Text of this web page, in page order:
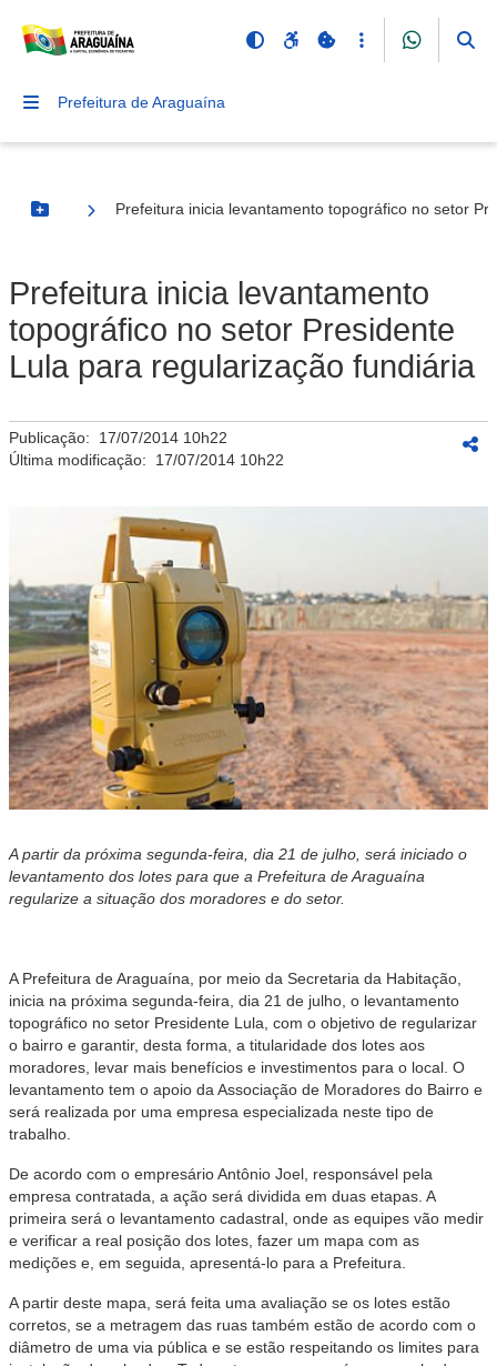
Prefeitura de Araguaína
Botão Menu
Prefeitura inicia levantamento topográfico no setor
Prefeitura inicia levantamento
topográfico no setor Presidente
Lula para regularização fundiária
Publicação: 17/07/2014 10h22
Última modificação: 17/07/2014 10h22
A partir da próxima segunda-feira, dia 21 de julho, será iniciado o
levantamento dos lotes para que a Prefeitura de Araguaína
regularize a situação dos moradores e do setor.
A Prefeitura de Araguaína, por meio da Secretaria da Habitação,
inicia na próxima segunda-feira, dia 21 de julho, o levantamento
topográfico no setor Presidente Lula, com o objetivo de regularizar
o bairro e garantir, desta forma, a titularidade dos lotes aos
moradores, levar mais benefícios e investimentos para o local. O
levantamento tem o apoio da Associação de Moradores do Bairro e
será realizada por uma empresa especializada neste tipo de
trabalho.
De acordo com o empresário Antônio Joel, responsável pela
empresa contratada, a ação será dividida em duas etapas. A
primeira será o levantamento cadastral, onde as equipes vão medir
e verificar a real posição dos lotes, fazer um mapa com as
medições e, em seguida, apresentá-lo para a Prefeitura.
A partir deste mapa, será feita uma avaliação se os lotes estão
corretos, se a metragem das ruas também estão de acordo com o
diâmetro de uma via pública e se estão respeitando os limites para